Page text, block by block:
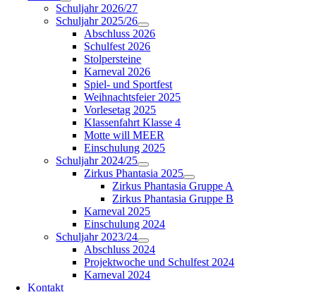
Schuljahr 2026/27
Schuljahr 2025/26
Abschluss 2026
Schulfest 2026
Stolpersteine
Karneval 2026
Spiel- und Sportfest
Weihnachtsfeier 2025
Vorlesetag 2025
Klassenfahrt Klasse 4
Motte will MEER
Einschulung 2025
Schuljahr 2024/25
Zirkus Phantasia 2025
Zirkus Phantasia Gruppe A
Zirkus Phantasia Gruppe B
Karneval 2025
Einschulung 2024
Schuljahr 2023/24
Abschluss 2024
Projektwoche und Schulfest 2024
Karneval 2024
Kontakt